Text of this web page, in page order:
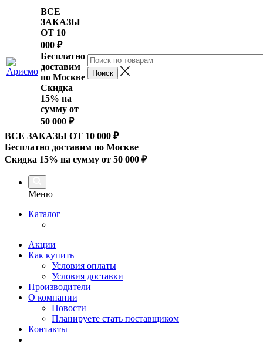
ВСЕ
ЗАКАЗЫ
ОТ 10
000 ₽
Бесплатно
доставим
по Москве
Скидка
15% на
сумму от
50 000 ₽
ВСЕ ЗАКАЗЫ ОТ 10 000 ₽
Бесплатно доставим по Москве
Скидка 15% на сумму от 50 000 ₽
Меню
Каталог
Акции
Как купить
Условия оплаты
Условия доставки
Производители
О компании
Новости
Планируете стать поставщиком
Контакты